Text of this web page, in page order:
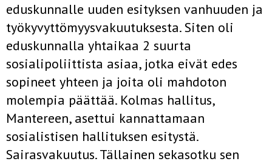
eduskunnalle uuden esityksen vanhuuden ja
työkyvyttömyysvakuutuksesta. Siten oli
eduskunnalla yhtaikaa 2 suurta
sosialipoliittista asiaa, jotka eivät edes
sopineet yhteen ja joita oli mahdoton
molempia päättää. Kolmas hallitus,
Mantereen, asettui kannattamaan
sosialistisen hallituksen esitystä.
Sairasvakuutus. Tällainen sekasotku sen